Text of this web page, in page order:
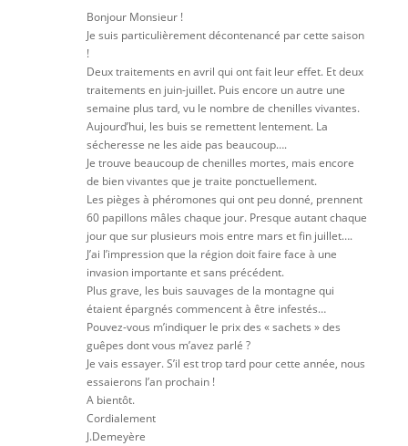
Bonjour Monsieur !
Je suis particulièrement décontenancé par cette saison
!
Deux traitements en avril qui ont fait leur effet. Et deux
traitements en juin-juillet. Puis encore un autre une
semaine plus tard, vu le nombre de chenilles vivantes.
Aujourd’hui, les buis se remettent lentement. La
sécheresse ne les aide pas beaucoup….
Je trouve beaucoup de chenilles mortes, mais encore
de bien vivantes que je traite ponctuellement.
Les pièges à phéromones qui ont peu donné, prennent
60 papillons mâles chaque jour. Presque autant chaque
jour que sur plusieurs mois entre mars et fin juillet….
J’ai l’impression que la région doit faire face à une
invasion importante et sans précédent.
Plus grave, les buis sauvages de la montagne qui
étaient épargnés commencent à être infestés…
Pouvez-vous m’indiquer le prix des « sachets » des
guêpes dont vous m’avez parlé ?
Je vais essayer. S’il est trop tard pour cette année, nous
essaierons l’an prochain !
A bientôt.
Cordialement
J.Demeyère